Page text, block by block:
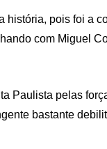
pois foi a
com Miguel
Paulista pelas
bastante